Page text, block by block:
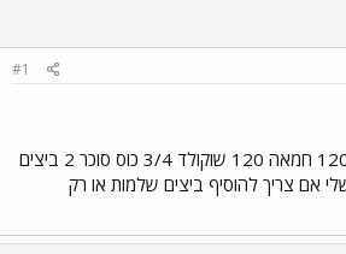
#1
רשום לבסיס הבראוניז: 120 חמאה 120 שוקולד 3/4 כוס סוכר 2 ביצים
אם צריך להוסיף ביצים שלמות או רק